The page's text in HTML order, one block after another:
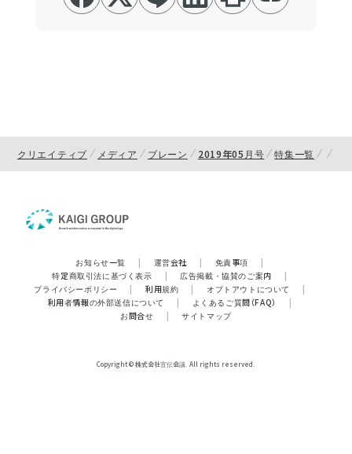
クリエイティブ メディア ブレーン 2019年05月号 特集一覧
お知らせ一覧 | 運営会社 | 免責事項
|
特定商取引法に基づく表示
| 広告掲載・協賛のご案内
|
プライバシーポリシー
| 利用規約 | オプトアウトについて
|
利用者情報の外部送信について
| よくあるご質問（FAQ）
|
お問合せ
| サイトマップ
Copyright © 株式会社宣伝会議. All rights reserved.